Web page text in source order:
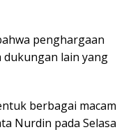
penghargaan
lain yang
berbagai macam
Nurdin pada Selasa